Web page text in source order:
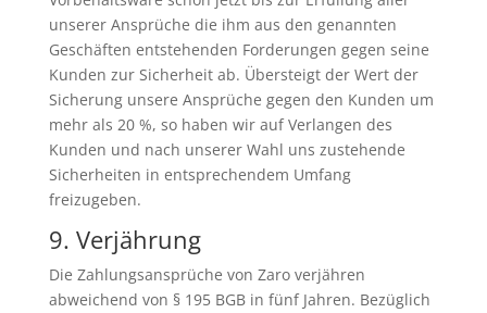
unserer Ansprüche die ihm aus den genannten
Geschäften entstehenden Forderungen gegen seine
Kunden zur Sicherheit ab. Übersteigt der Wert der
Sicherung unsere Ansprüche gegen den Kunden um
mehr als 20 %, so haben wir auf Verlangen des
Kunden und nach unserer Wahl uns zustehende
Sicherheiten in entsprechendem Umfang
freizugeben.
9. Verjährung
Die Zahlungsansprüche von Zaro verjähren
abweichend von § 195 BGB in fünf Jahren. Bezüglich